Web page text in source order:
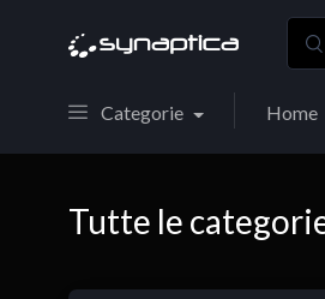
Categorie Home
Tutte le